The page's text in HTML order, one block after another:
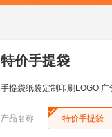
特价手提袋
手提袋纸袋定制印刷LOGO
产品名称  特价手提袋